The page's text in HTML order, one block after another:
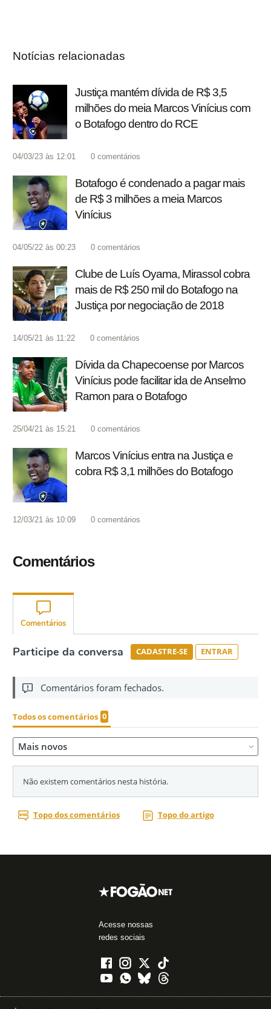
Notícias relacionadas
Justiça mantém dívida de R$ 3,5
milhões do meia Marcos Vinícius com
o Botafogo dentro do RCE
04/03/23 às 12:01 0 comentários
Botafogo é condenado a pagar mais
de R$ 3 milhões a meia Marcos
Vinícius
04/05/22 às 00:23 0 comentários
Clube de Luís Oyama, Mirassol cobra
mais de R$ 250 mil do Botafogo na
Justiça por negociação de 2018
14/05/21 às 11:22 0 comentários
Dívida da Chapecoense por Marcos
Vinícius pode facilitar ida de Anselmo
Ramon para o Botafogo
25/04/21 às 15:21 0 comentários
Marcos Vinícius entra na Justiça e
cobra R$ 3,1 milhões do Botafogo
12/03/21 às 10:09 0 comentários
Comentários
Acesse nossas
redes sociais